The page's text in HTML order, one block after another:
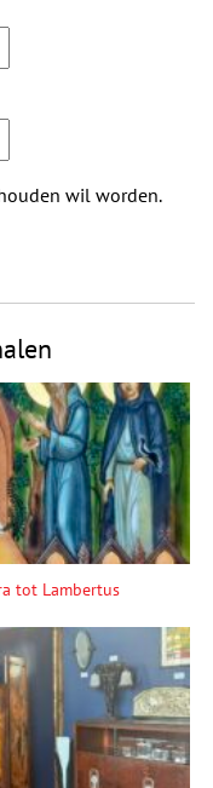
wil worden.
tot Lambertus